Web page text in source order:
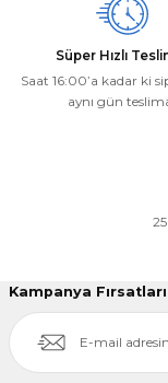
Süper Hızlı
Saat 16:00’a kadar ki
aynı gün
Kampanya